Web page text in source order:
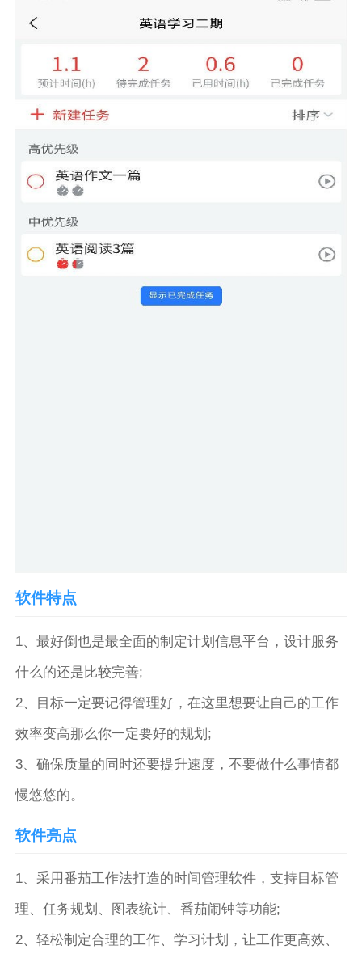
软件特点
1、最好倒也是最全面的制定计划信息平台，设计服务
什么的还是比较完善;
2、目标一定要记得管理好，在这里想要让自己的工作
效率变高那么你一定要好的规划;
3、确保质量的同时还要提升速度，不要做什么事情都
慢悠悠的。
软件亮点
1、采用番茄工作法打造的时间管理软件，支持目标管
理、任务规划、图表统计、番茄闹钟等功能;
2、轻松制定合理的工作、学习计划，让工作更高效、